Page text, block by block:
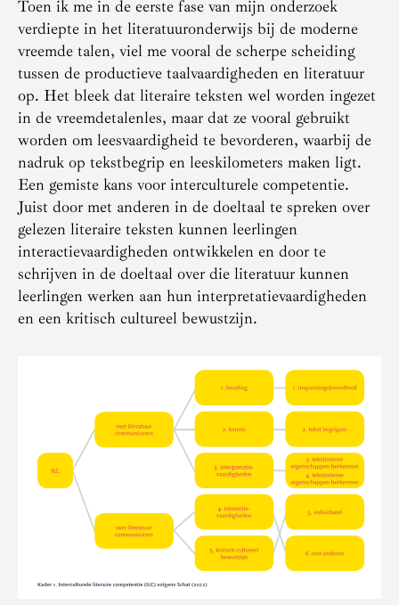
Toen ik me in de eerste fase van mijn onderzoek
verdiepte in het literatuuronderwijs bij de moderne
vreemde talen, viel me vooral de scherpe scheiding
tussen de productieve taalvaardigheden en literatuur
op. Het bleek dat literaire teksten wel worden ingezet
in de vreemdetalenles, maar dat ze vooral gebruikt
worden om leesvaardigheid te bevorderen, waarbij de
nadruk op tekstbegrip en leeskilometers maken ligt.
Een gemiste kans voor interculturele competentie.
Juist door met anderen in de doeltaal te spreken over
gelezen literaire teksten kunnen leerlingen
interactievaardigheden ontwikkelen en door te
schrijven in de doeltaal over die literatuur kunnen
leerlingen werken aan hun interpretatievaardigheden
en een kritisch cultureel bewustzijn.